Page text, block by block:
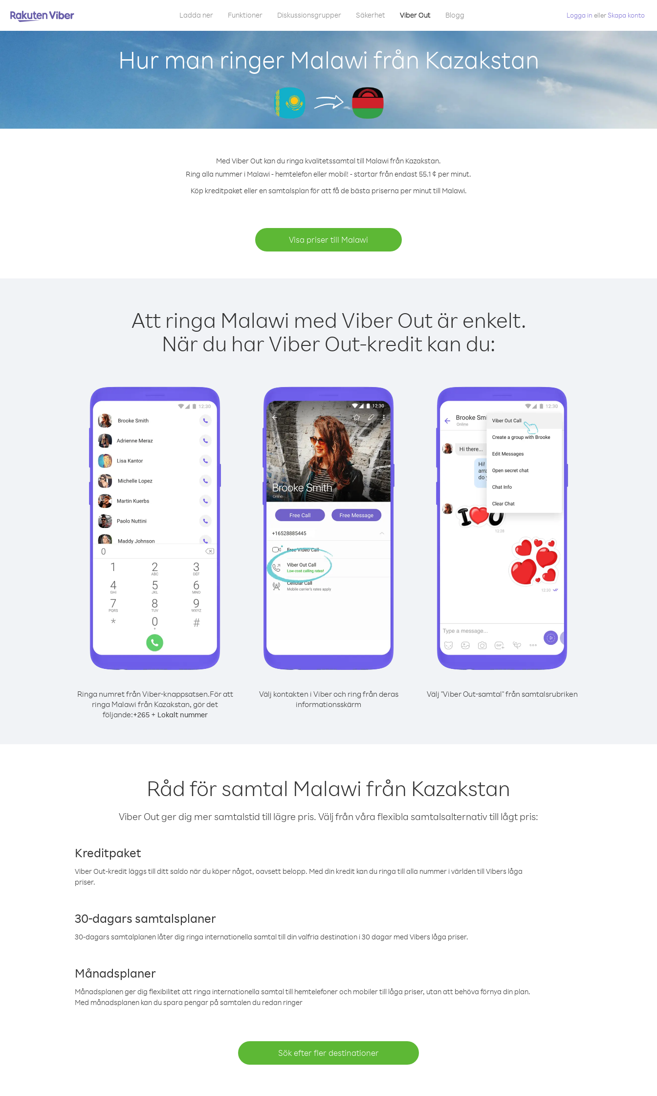
Ladda ner Funktioner Diskussionsgrupper Säkerhet Viber Out Blogg Logga in eller Skapa konto
Hur man ringer Malawi från Kazakstan
Med Viber Out kan du ringa kvalitetssamtal till Malawi från Kazakstan.
Ring alla nummer i Malawi - hemtelefon eller mobil! - startar från endast 55.1 ¢ per minut.
Köp kreditpaket eller en samtalsplan för att få de bästa priserna per minut till Malawi.
Visa priser till Malawi
Att ringa Malawi med Viber Out är enkelt.
När du har Viber Out-kredit kan du:
Ringa numret från Viber-knappsatsen.För att
ringa Malawi från Kazakstan, gör det
följande:+265+ Lokalt nummer
Välj kontakten i Viber och ring från deras
informationsskärm
Välj "Viber Out-samtal" från samtalsrubriken
Råd för samtal Malawi från Kazakstan
Viber Out ger dig mer samtalstid till lägre pris. Välj från våra flexibla samtalsalternativ till lågt pris:
Kreditpaket
Viber Out-kredit läggs till ditt saldo när du köper något, oavsett belopp. Med din kredit kan du ringa till alla nummer i världen till Vibers låga
priser.
30-dagars samtalsplaner
30-dagars samtalplanen låter dig ringa internationella samtal till din valfria destination i 30 dagar med Vibers låga priser.
Månadsplaner
Månadsplanen ger dig flexibilitet att ringa internationella samtal till hemtelefoner och mobiler till låga priser, utan att behöva förnya din plan.
Med månadsplanen kan du spara pengar på samtalen du redan ringer
Sök efter fler destinationer